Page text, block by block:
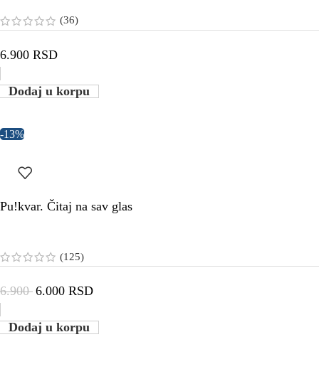
(36)
6.900 RSD
Dodaj u korpu
-13%
Pu!kvar. Čitaj na sav glas
(125)
6.900 6.000 RSD
Dodaj u korpu